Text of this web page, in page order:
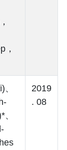
，
2019
. 08